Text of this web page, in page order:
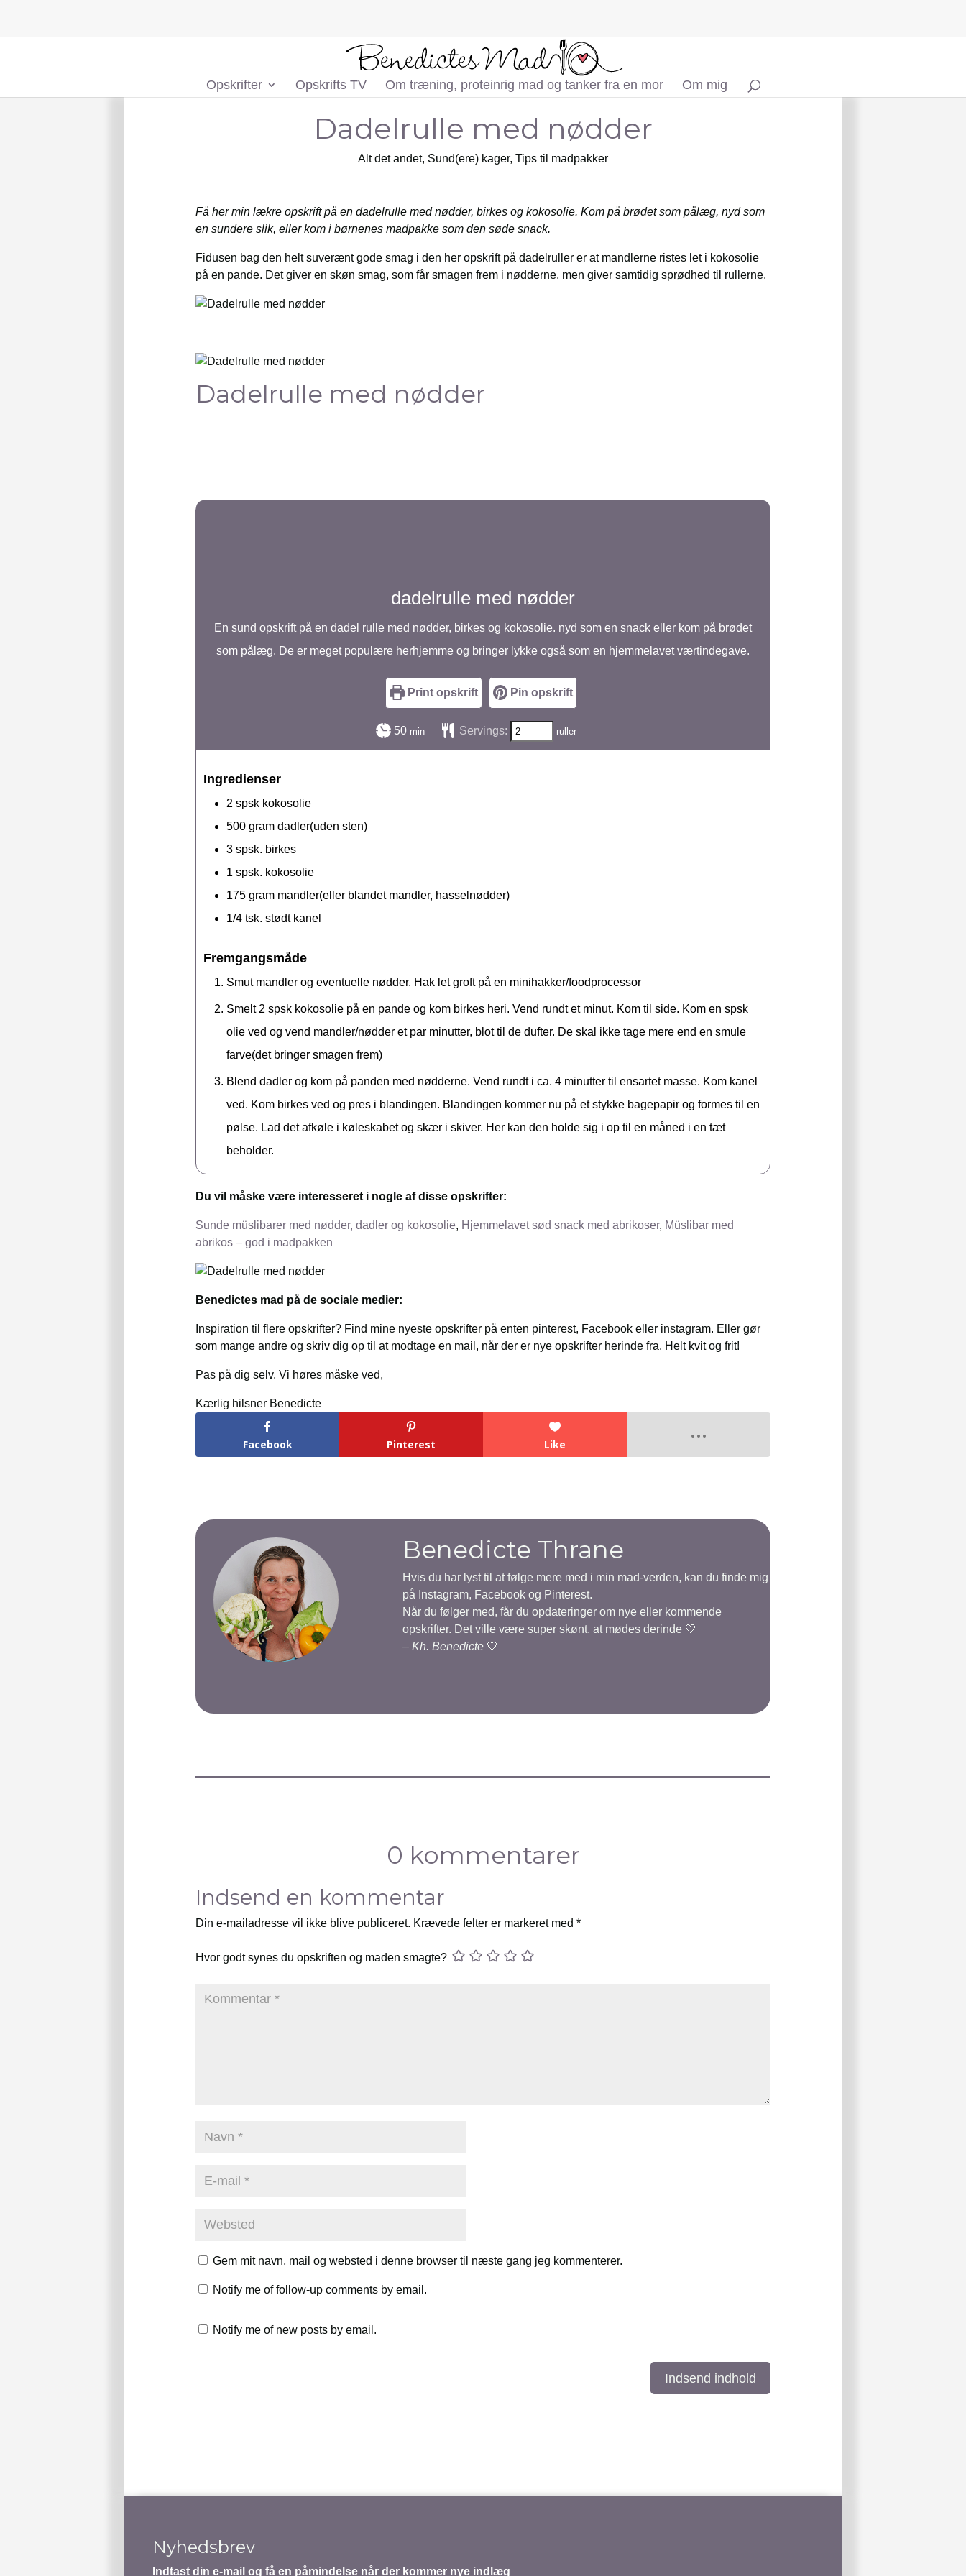
Opskrifter Opskrifts TV Om træning, proteinrig mad og tanker fra en mor Om mig
Dadelrulle med nødder
Alt det andet, Sund(ere) kager, Tips til madpakker
Få her min lækre opskrift på en dadelrulle med nødder, birkes og kokosolie. Kom på brødet som pålæg, nyd som
en sundere slik, eller kom i børnenes madpakke som den søde snack.
Fidusen bag den helt suverænt gode smag i den her opskrift på dadelruller er at mandlerne ristes let i kokosolie
på en pande. Det giver en skøn smag, som får smagen frem i nødderne, men giver samtidig sprødhed til rullerne.
Dadelrulle med nødder
dadelrulle med nødder
En sund opskrift på en dadel rulle med nødder, birkes og kokosolie. nyd som en snack eller kom på brødet
som pålæg. De er meget populære herhjemme og bringer lykke også som en hjemmelavet værtindegave.
Print opskrift Pin opskrift
50minutter
min Servings: ruller
Ingredienser
2 spsk kokosolie
500 gram dadler(uden sten)
3 spsk. birkes
1 spsk. kokosolie
175 gram mandler(eller blandet mandler, hasselnødder)
1/4 tsk. stødt kanel
Fremgangsmåde
Smut mandler og eventuelle nødder. Hak let groft på en minihakker/foodprocessor
Smelt 2 spsk kokosolie på en pande og kom birkes heri. Vend rundt et minut. Kom til side. Kom en spsk
olie ved og vend mandler/nødder et par minutter, blot til de dufter. De skal ikke tage mere end en smule
farve(det bringer smagen frem)
Blend dadler og kom på panden med nødderne. Vend rundt i ca. 4 minutter til ensartet masse. Kom kanel
ved. Kom birkes ved og pres i blandingen. Blandingen kommer nu på et stykke bagepapir og formes til en
pølse. Lad det afkøle i køleskabet og skær i skiver. Her kan den holde sig i op til en måned i en tæt
beholder.
Du vil måske være interesseret i nogle af disse opskrifter:
Sunde müslibarer med nødder, dadler og kokosolie, Hjemmelavet sød snack med abrikoser, Müslibar med
abrikos – god i madpakken
Benedictes mad på de sociale medier:
Inspiration til flere opskrifter? Find mine nyeste opskrifter på enten pinterest, Facebook eller instagram. Eller gør
som mange andre og skriv dig op til at modtage en mail, når der er nye opskrifter herinde fra. Helt kvit og frit!
Pas på dig selv. Vi høres måske ved,
Kærlig hilsner Benedicte
Facebook Pinterest Like
Benedicte Thrane
Hvis du har lyst til at følge mere med i min mad-verden, kan du finde mig
på Instagram, Facebook og Pinterest.
Når du følger med, får du opdateringer om nye eller kommende
opskrifter. Det ville være super skønt, at mødes derinde 🤍
– Kh. Benedicte 🤍
0 kommentarer
Indsend en kommentar
Din e-mailadresse vil ikke blive publiceret. Krævede felter er markeret med *
Hvor godt synes du opskriften og maden smagte?
Gem mit navn, mail og websted i denne browser til næste gang jeg kommenterer.
Notify me of follow-up comments by email.
Notify me of new posts by email.
Indsend indhold
Nyhedsbrev
Indtast din e-mail og få en påmindelse når der kommer nye indlæg